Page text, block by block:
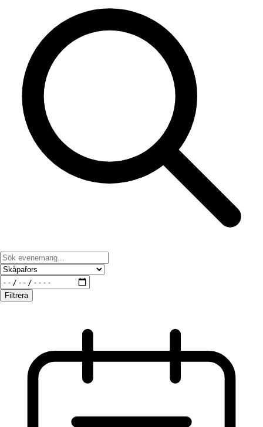
Filtrera